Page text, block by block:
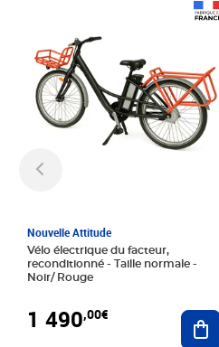
Nouvelle Attitude
Vélo électrique du facteur,
reconditionné - Taille normale -
Noir/ Rouge
1 490,00€